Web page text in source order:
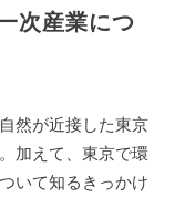
次産業につ
然が近接した東京
加えて、東京で環
いて知るきっかけ